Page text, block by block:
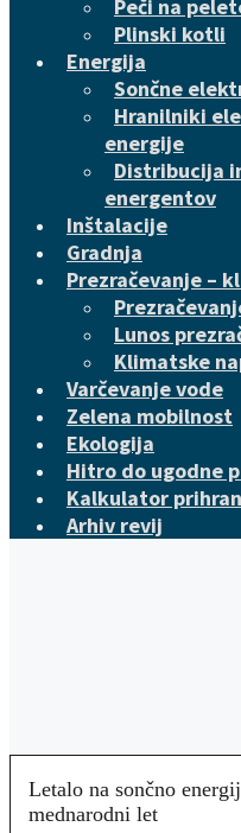
Peči na
Plinski kotli
Energija
Sončne
Hranilniki
energije
Distribucija
energentov
Inštalacije
Gradnja
Prezračevanje –
Lunos
Klimatske
Varčevanje vode
Zelena mobilnost
Ekologija
Hitro do ugodne
Kalkulator
Arhiv revij
Letalo na sončno
mednarodni let